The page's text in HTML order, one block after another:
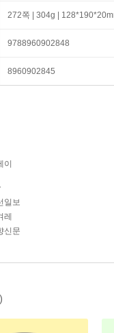
272쪽 | 304g |
9788960902848
8960902845
이
일보
레
신문